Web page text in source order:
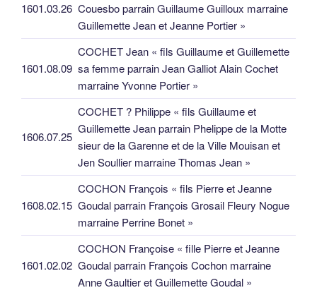
1601.03.26 Couesbo parrain Guillaume Guilloux marraine
Guillemette Jean et Jeanne Portier »
1601.08.09
COCHET Jean « fils Guillaume et Guillemette
sa femme parrain Jean Galliot Alain Cochet
marraine Yvonne Portier »
1606.07.25
COCHET ? Philippe « fils Guillaume et
Guillemette Jean parrain Phelippe de la Motte
sieur de la Garenne et de la Ville Mouisan et
Jen Soullier marraine Thomas Jean »
1608.02.15
COCHON François « fils Pierre et Jeanne
Goudal parrain François Grosail Fleury Nogue
marraine Perrine Bonet »
1601.02.02
COCHON Françoise « fille Pierre et Jeanne
Goudal parrain François Cochon marraine
Anne Gaultier et Guillemette Goudal »